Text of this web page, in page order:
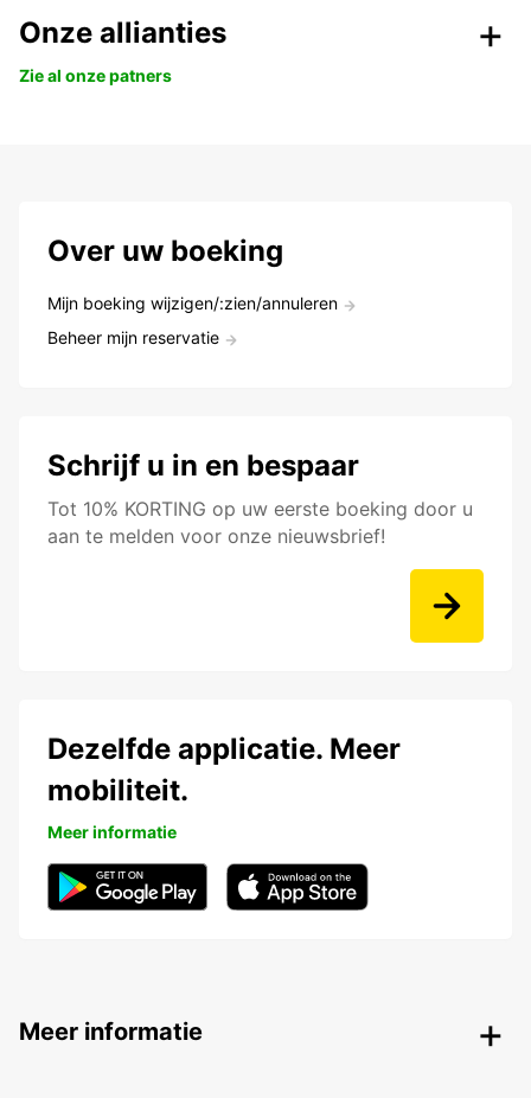
Onze allianties
Zie al onze patners
Over uw boeking
Mijn boeking wijzigen/:zien/annuleren
Beheer mijn reservatie
Schrijf u in en bespaar
Tot 10% KORTING op uw eerste boeking door u
aan te melden voor onze nieuwsbrief!
Dezelfde applicatie. Meer
mobiliteit.
Meer informatie
Meer informatie